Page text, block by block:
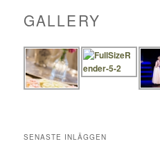
GALLERY
SENASTE INLÄGGEN